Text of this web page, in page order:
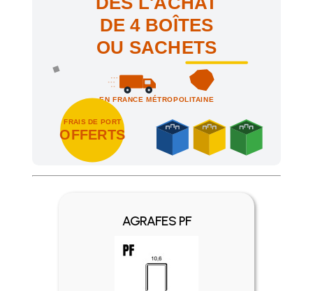
DE 4 BOÎTES
OU SACHETS
EN FRANCE MÉTROPOLITAINE
FRAIS DE PORT
OFFERTS
Achetez 4 sachets ou boîtes d'agrafes ou de pointes et
AGRAFES PF